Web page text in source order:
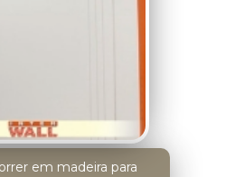
em madeira para